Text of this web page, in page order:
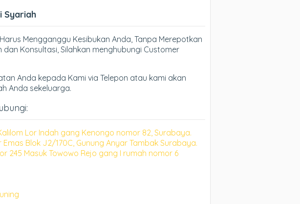
Syariah
Mengganggu Kesibukan Anda, Tanpa Merepotkan
dan Konsultasi, Silahkan menghubungi Customer
Anda kepada Kami via Telepon atau kami akan
Anda sekeluarga.
Lor Indah gang Kenongo nomor 82, Surabaya.
Emas Blok J2/170C, Gunung Anyar Tambak Surabaya.
245 Masuk Towowo Rejo gang I rumah nomor 6